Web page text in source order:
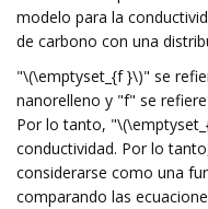
modelo para la
de carbono con una
"\(\emptyset_{f }\)" se
nanorelleno y "f" se
Por lo tanto,
conductividad. Por lo
considerarse como una
comparando las